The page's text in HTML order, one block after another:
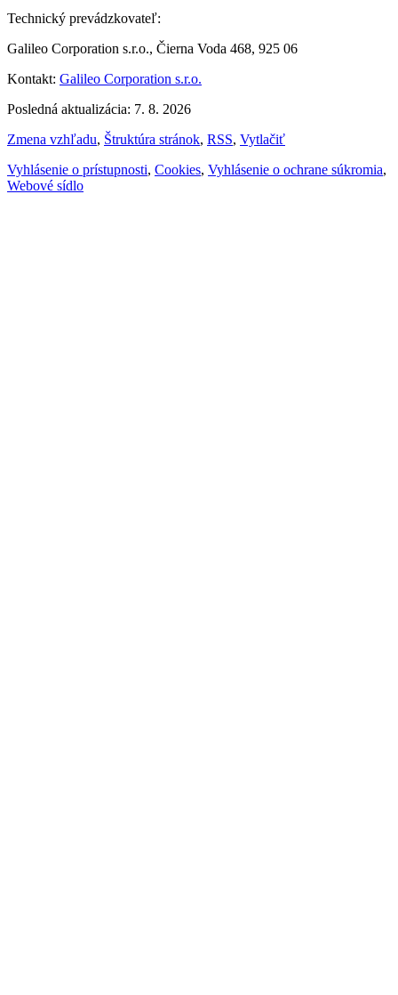
Technický prevádzkovateľ:
Galileo Corporation s.r.o., Čierna Voda 468, 925 06
Kontakt: Galileo Corporation s.r.o.
Posledná aktualizácia: 7. 8. 2026
Zmena vzhľadu, Štruktúra stránok, RSS, Vytlačiť
Vyhlásenie o prístupnosti, Cookies, Vyhlásenie o ochrane súkromia,
Webové sídlo